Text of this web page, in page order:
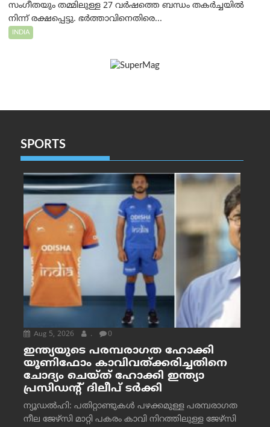
സംഗീതയും തമ്മിലുള്ള 27 വർഷത്തെ ബന്ധം തകർച്ചയിൽ
നിന്ന് രക്ഷപ്പെട്ടു. ഭർത്താവിനെതിരെ...
INDIA
SPORTS
Aug 5, 2026 . 0
ഇന്ത്യയുടെ പരമ്പരാഗത ഹോക്കി
യൂണിഫോം കാവിവത്ക്കരിച്ചതിനെ
ചോദ്യം ചെയ്ത് ഹോക്കി ഇന്ത്യാ
പ്രസിഡന്റ് ദിലീപ് ടര്‍ക്കി
ന്യൂഡൽഹി: പതിറ്റാണ്ടുകൾ പഴക്കമുള്ള പരമ്പരാഗത
നീല ജേഴ്‌സി മാറ്റി പകരം കാവി നിറത്തിലുള്ള ജേഴ്‌സി